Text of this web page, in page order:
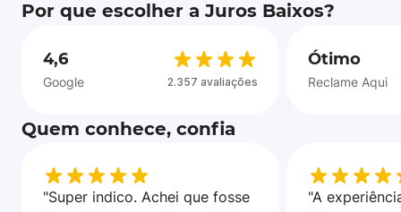
Por que escolher a Juros Baixos?
4,6
Google 2.357 avaliações
Ótimo
Reclame Aqui
Quem conhece, confia
"Super indico. Achei que fosse
"A